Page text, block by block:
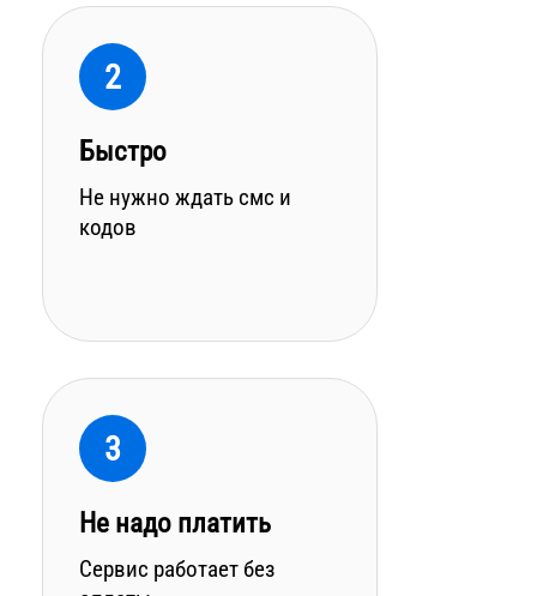
2
Быстро
Не нужно ждать смс и
кодов
3
Не надо платить
Сервис работает без